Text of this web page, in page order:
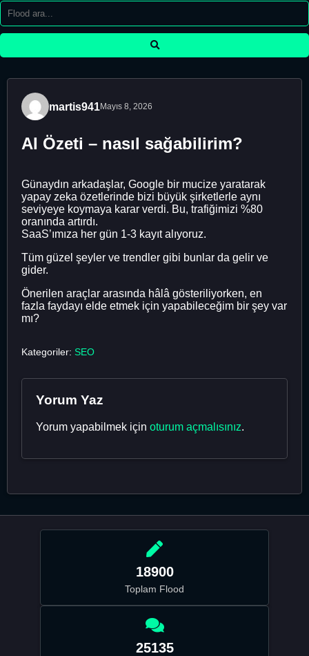
martis941Mayıs 8, 2026
AI Özeti – nasıl sağabilirim?
Günaydın arkadaşlar, Google bir mucize yaratarak
yapay zeka özetlerinde bizi büyük şirketlerle aynı
seviyeye koymaya karar verdi. Bu, trafiğimizi %80
oranında artırdı.
SaaS’ımıza her gün 1-3 kayıt alıyoruz.
Tüm güzel şeyler ve trendler gibi bunlar da gelir ve
gider.
Önerilen araçlar arasında hâlâ gösteriliyorken, en
fazla faydayı elde etmek için yapabileceğim bir şey var
mı?
Kategoriler: SEO
Yorum Yaz
Yorum yapabilmek için oturum açmalısınız.
18900
Toplam Flood
25135